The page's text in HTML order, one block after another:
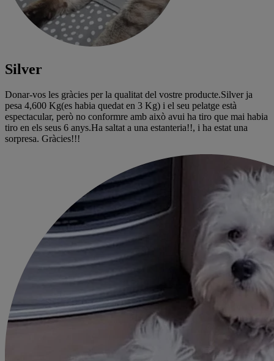
Silver
Donar-vos les gràcies per la qualitat del vostre producte.Silver ja
pesa 4,600 Kg(es habia quedat en 3 Kg) i el seu pelatge està
espectacular, però no conformre amb això avui ha tiro que mai habia
tiro en els seus 6 anys.Ha saltat a una estanteria!!, i ha estat una
sorpresa. Gràcies!!!